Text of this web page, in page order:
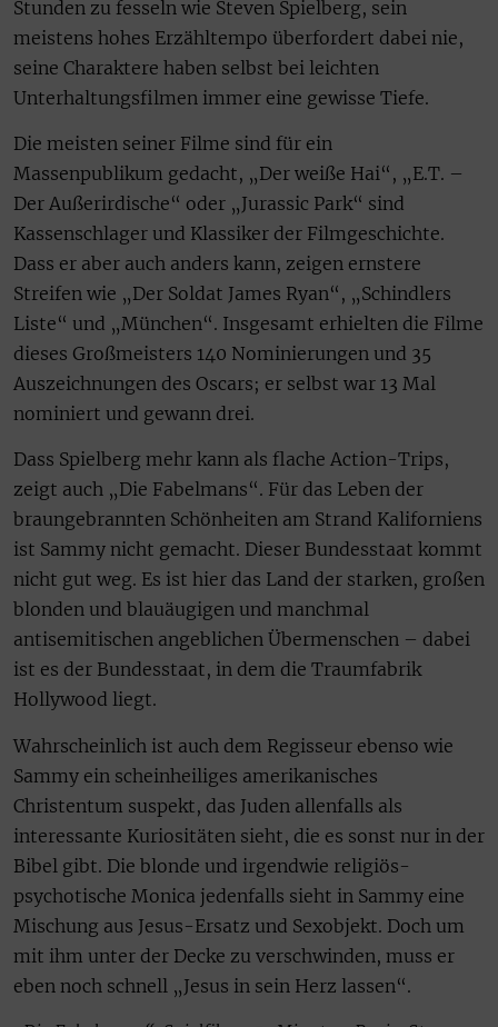
Stunden zu fesseln wie Steven Spielberg, sein
meistens hohes Erzähltempo überfordert dabei nie,
seine Charaktere haben selbst bei leichten
Unterhaltungsfilmen immer eine gewisse Tiefe.
Die meisten seiner Filme sind für ein
Massenpublikum gedacht, „Der weiße Hai“, „E.T. –
Der Außerirdische“ oder „Jurassic Park“ sind
Kassenschlager und Klassiker der Filmgeschichte.
Dass er aber auch anders kann, zeigen ernstere
Streifen wie „Der Soldat James Ryan“, „Schindlers
Liste“ und „München“. Insgesamt erhielten die Filme
dieses Großmeisters 140 Nominierungen und 35
Auszeichnungen des Oscars; er selbst war 13 Mal
nominiert und gewann drei.
Dass Spielberg mehr kann als flache Action-Trips,
zeigt auch „Die Fabelmans“. Für das Leben der
braungebrannten Schönheiten am Strand Kaliforniens
ist Sammy nicht gemacht. Dieser Bundesstaat kommt
nicht gut weg. Es ist hier das Land der starken, großen
blonden und blauäugigen und manchmal
antisemitischen angeblichen Übermenschen – dabei
ist es der Bundesstaat, in dem die Traumfabrik
Hollywood liegt.
Wahrscheinlich ist auch dem Regisseur ebenso wie
Sammy ein scheinheiliges amerikanisches
Christentum suspekt, das Juden allenfalls als
interessante Kuriositäten sieht, die es sonst nur in der
Bibel gibt. Die blonde und irgendwie religiös-
psychotische Monica jedenfalls sieht in Sammy eine
Mischung aus Jesus-Ersatz und Sexobjekt. Doch um
mit ihm unter der Decke zu verschwinden, muss er
eben noch schnell „Jesus in sein Herz lassen“.